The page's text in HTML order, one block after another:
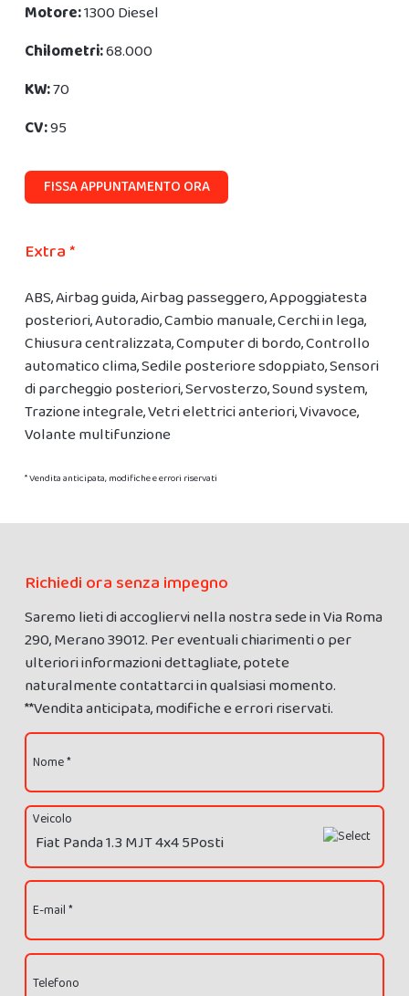
Motore:1300 Diesel
Chilometri:68.000
KW:70
CV:95
FISSA APPUNTAMENTO ORA
Extra *
ABS, Airbag guida, Airbag passeggero, Appoggiatesta
posteriori, Autoradio, Cambio manuale, Cerchi in lega,
Chiusura centralizzata, Computer di bordo, Controllo
automatico clima, Sedile posteriore sdoppiato, Sensori
di parcheggio posteriori, Servosterzo, Sound system,
Trazione integrale, Vetri elettrici anteriori, Vivavoce,
Volante multifunzione
* Vendita anticipata, modifiche e errori riservati
Richiedi ora senza impegno
Saremo lieti di accogliervi nella nostra sede in Via Roma
290, Merano 39012. Per eventuali chiarimenti o per
ulteriori informazioni dettagliate, potete
naturalmente contattarci in qualsiasi momento.
**Vendita anticipata, modifiche e errori riservati.
Nome *
Veicolo
E-mail *
Telefono